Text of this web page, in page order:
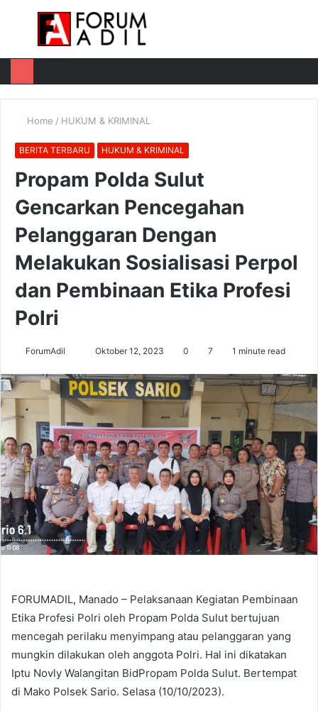
Menu
Home / HUKUM & KRIMINAL
BERITA TERBARU HUKUM & KRIMINAL
Propam Polda Sulut
Gencarkan Pencegahan
Pelanggaran Dengan
Melakukan Sosialisasi Perpol
dan Pembinaan Etika Profesi
Polri
ForumAdil
Send
email
Oktober 12, 2023 0 7 1 minute read
FORUMADIL, Manado – Pelaksanaan Kegiatan Pembinaan
Etika Profesi Polri oleh Propam Polda Sulut bertujuan
mencegah perilaku menyimpang atau pelanggaran yang
mungkin dilakukan oleh anggota Polri. Hal ini dikatakan
Iptu Novly Walangitan BidPropam Polda Sulut. Bertempat
di Mako Polsek Sario. Selasa (10/10/2023).